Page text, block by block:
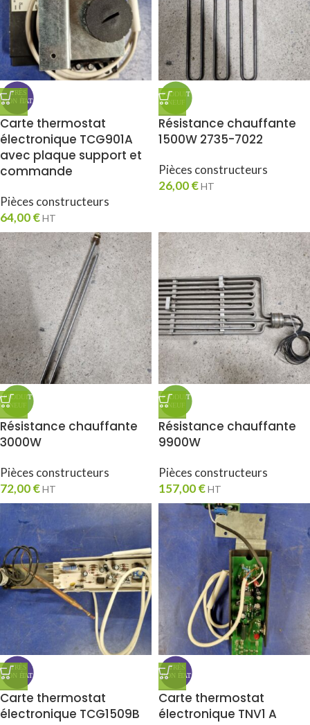
Carte thermostat
électronique TCG901A
avec plaque support et
commande
Pièces constructeurs
64,00€HT
Résistance chauffante
1500W 2735-7022
Pièces constructeurs
26,00€HT
Résistance chauffante
3000W
Pièces constructeurs
72,00€HT
Résistance chauffante
9900W
Pièces constructeurs
157,00€HT
Carte thermostat
électronique TCG1509B
Carte thermostat
électronique TNV1 A